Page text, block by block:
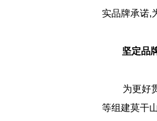
实品牌承诺,
坚定品
为更好贯
等组建莫干